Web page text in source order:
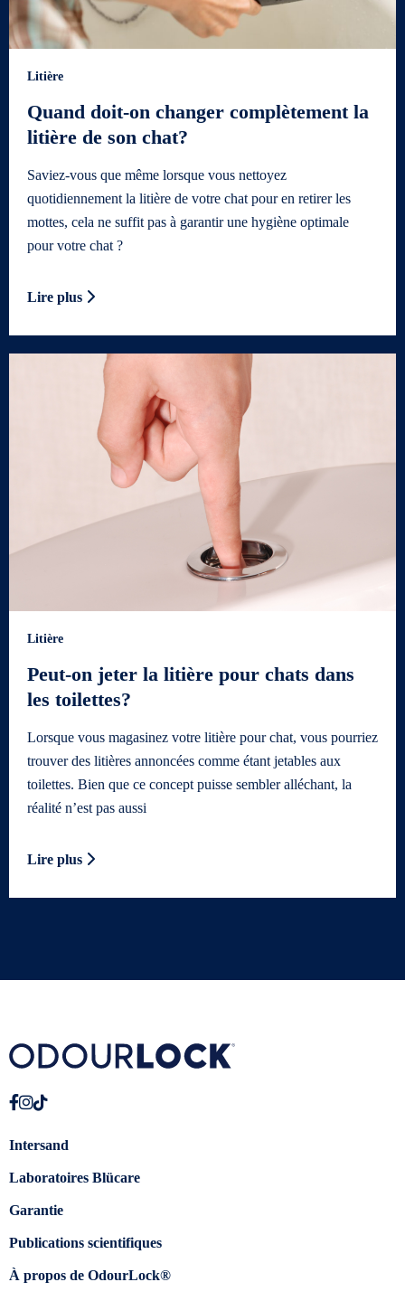
Litière
Quand doit-on changer complètement la
litière de son chat?
Saviez-vous que même lorsque vous nettoyez
quotidiennement la litière de votre chat pour en retirer les
mottes, cela ne suffit pas à garantir une hygiène optimale
pour votre chat ?
Lire plus
Litière
Peut-on jeter la litière pour chats dans
les toilettes?
Lorsque vous magasinez votre litière pour chat, vous pourriez
trouver des litières annoncées comme étant jetables aux
toilettes. Bien que ce concept puisse sembler alléchant, la
réalité n’est pas aussi
Lire plus
Intersand
Laboratoires Blücare
Garantie
Publications scientifiques
À propos de OdourLock®